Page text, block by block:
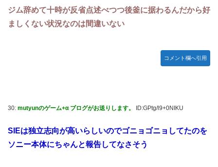
ジム辞めて十時が反省点述べつつ後釜に据わるんだから好
ましくない状況なのは間違いない
コメント欄へ引用
30: mutyunのゲーム+α ブログがお送りします。 ID:GPtg/l9+0NIKU
SIEは独立志向が高いらしいのでゴニョゴニョしてたのを
ソニー本体にちゃんと報告してなさそう